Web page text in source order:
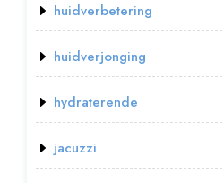
huidverbetering
huidverjonging
hydraterende
jacuzzi